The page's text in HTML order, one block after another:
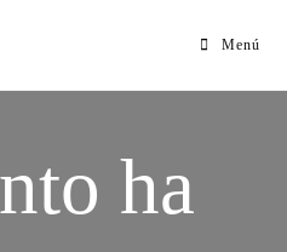
Menú
ha